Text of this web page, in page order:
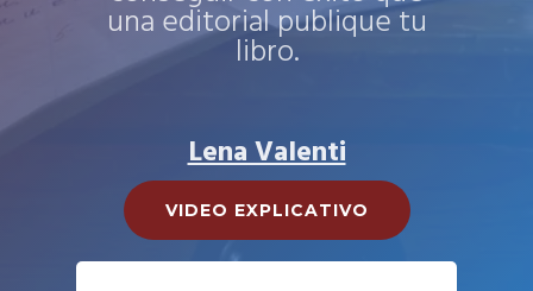
una editorial publique tu
libro.
Lena Valenti
VIDEO EXPLICATIVO